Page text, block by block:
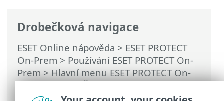
Drobečková navigace
ESET Online nápověda > ESET PROTECT
On-Prem > Používání ESET PROTECT On-
Prem>Hlavní menu ESET PROTECT On-
Prem>Další>Šablony dynamických
skupin> Vzorové příklady šablon